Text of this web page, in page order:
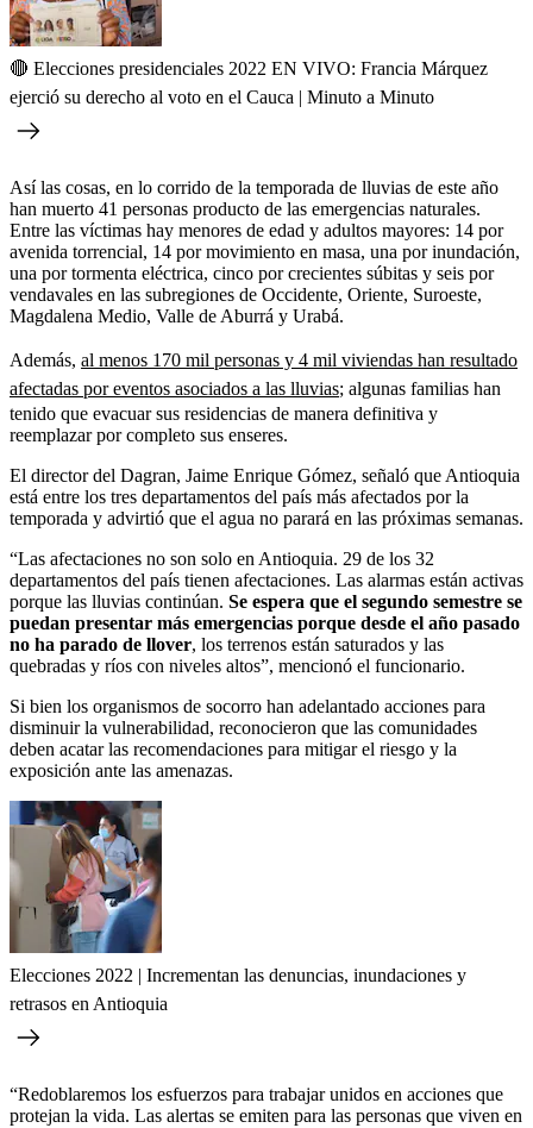
🔴 Elecciones presidenciales 2022 EN VIVO: Francia Márquez
ejerció su derecho al voto en el Cauca | Minuto a Minuto
Así las cosas, en lo corrido de la temporada de lluvias de este año
han muerto 41 personas producto de las emergencias naturales.
Entre las víctimas hay menores de edad y adultos mayores: 14 por
avenida torrencial, 14 por movimiento en masa, una por inundación,
una por tormenta eléctrica, cinco por crecientes súbitas y seis por
vendavales en las subregiones de Occidente, Oriente, Suroeste,
Magdalena Medio, Valle de Aburrá y Urabá.
Además, al menos 170 mil personas y 4 mil viviendas han resultado
afectadas por eventos asociados a las lluvias; algunas familias han
tenido que evacuar sus residencias de manera definitiva y
reemplazar por completo sus enseres.
El director del Dagran, Jaime Enrique Gómez, señaló que Antioquia
está entre los tres departamentos del país más afectados por la
temporada y advirtió que el agua no parará en las próximas semanas.
“Las afectaciones no son solo en Antioquia. 29 de los 32
departamentos del país tienen afectaciones. Las alarmas están activas
porque las lluvias continúan. Se espera que el segundo semestre se
puedan presentar más emergencias porque desde el año pasado
no ha parado de llover, los terrenos están saturados y las
quebradas y ríos con niveles altos”, mencionó el funcionario.
Si bien los organismos de socorro han adelantado acciones para
disminuir la vulnerabilidad, reconocieron que las comunidades
deben acatar las recomendaciones para mitigar el riesgo y la
exposición ante las amenazas.
Elecciones 2022 | Incrementan las denuncias, inundaciones y
retrasos en Antioquia
“Redoblaremos los esfuerzos para trabajar unidos en acciones que
protejan la vida. Las alertas se emiten para las personas que viven en